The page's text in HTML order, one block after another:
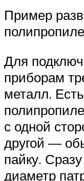
Пример
Для
приборам
металл.
с одной
другой —
пайку.
диаметр